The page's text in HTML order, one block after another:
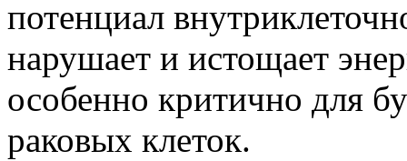
потенциал
нарушает и истощает
особенно критично для
раковых клеток.